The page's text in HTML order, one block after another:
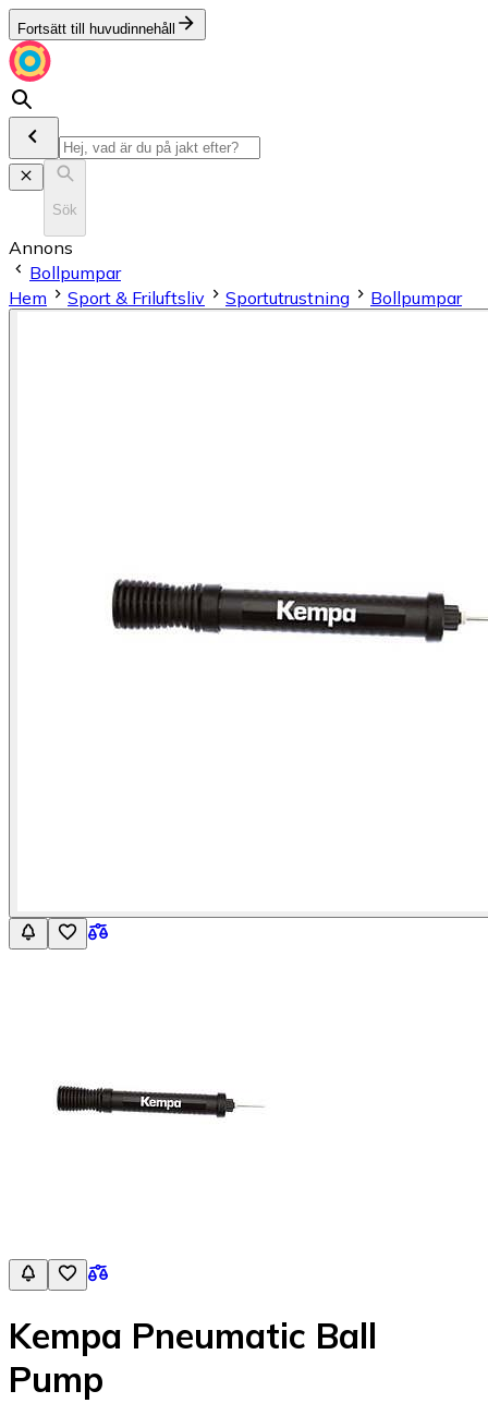
Fortsätt till huvudinnehåll
Sök
Annons
Bollpumpar
Hem
Sport & Friluftsliv Sportutrustning Bollpumpar
Kempa Pneumatic Ball
Pump